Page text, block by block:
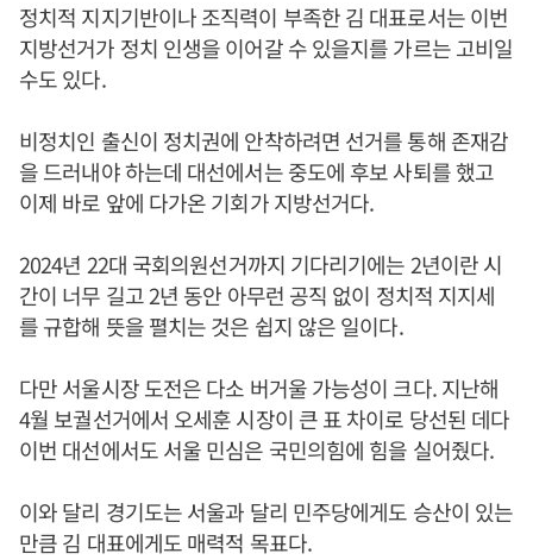
정치적 지지기반이나 조직력이 부족한 김 대표로서는 이번
지방선거가 정치 인생을 이어갈 수 있을지를 가르는 고비일
수도 있다.
비정치인 출신이 정치권에 안착하려면 선거를 통해 존재감
을 드러내야 하는데 대선에서는 중도에 후보 사퇴를 했고
이제 바로 앞에 다가온 기회가 지방선거다.
2024년 22대 국회의원선거까지 기다리기에는 2년이란 시
간이 너무 길고 2년 동안 아무런 공직 없이 정치적 지지세
를 규합해 뜻을 펼치는 것은 쉽지 않은 일이다.
다만 서울시장 도전은 다소 버거울 가능성이 크다. 지난해
4월 보궐선거에서 오세훈 시장이 큰 표 차이로 당선된 데다
이번 대선에서도 서울 민심은 국민의힘에 힘을 실어줬다.
이와 달리 경기도는 서울과 달리 민주당에게도 승산이 있는
만큼 김 대표에게도 매력적 목표다.